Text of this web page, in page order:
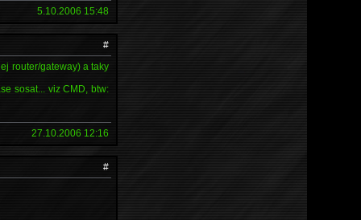
5.10.2006 15:48
#
router/gateway) a taky
sosat... viz CMD, btw:
27.10.2006 12:16
#